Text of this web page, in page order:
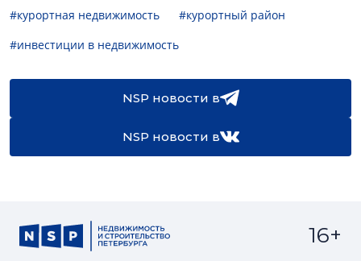
#курортная недвижимость
#курортный район
#инвестиции в недвижимость
NSP новости в
NSP новости в
16+